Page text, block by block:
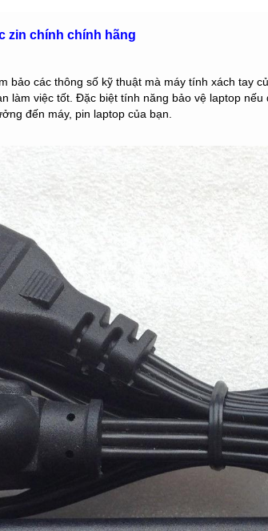
zin chính chính hãng
bảo các thông số kỹ thuật mà máy tính xách tay
làm việc tốt. Đặc biệt tính năng bảo vệ laptop
đến máy, pin laptop của bạn.